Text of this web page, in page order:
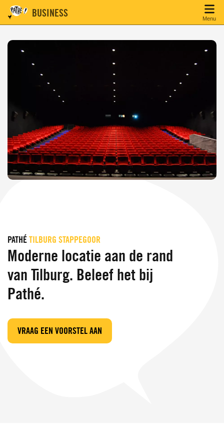
BUSINESS Menu
PATHÉTILBURG STAPPEGOOR
Moderne locatie aan de rand
van Tilburg. Beleef het bij
Pathé.
VRAAG EEN VOORSTEL AAN